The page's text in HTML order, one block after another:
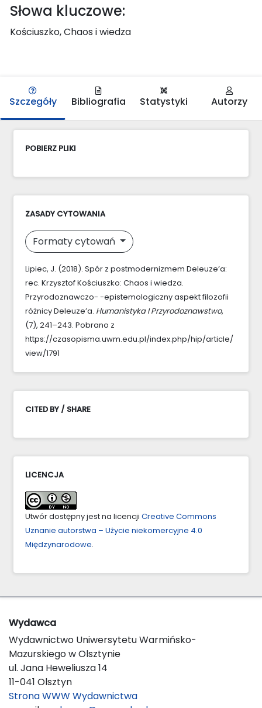
Słowa kluczowe:
Kościuszko, Chaos i wiedza
Szczegóły Bibliografia Statystyki Autorzy
POBIERZ PLIKI
ZASADY CYTOWANIA
Formaty cytowań
Lipiec, J. (2018). Spór z postmodernizmem Deleuze’a:
rec. Krzysztof Kościuszko: Chaos i wiedza.
Przyrodoznawczo- -epistemologiczny aspekt filozofii
różnicy Deleuze’a. Humanistyka I Przyrodoznawstwo,
(7), 241–243. Pobrano z
https://czasopisma.uwm.edu.pl/index.php/hip/article/
view/1791
CITED BY / SHARE
LICENCJA
Utwór dostępny jest na licencji Creative Commons
Uznanie autorstwa – Użycie niekomercyjne 4.0
Międzynarodowe.
Wydawca
Wydawnictwo Uniwersytetu Warmińsko-
Mazurskiego w Olsztynie
ul. Jana Heweliusza 14
11-041 Olsztyn
Strona WWW Wydawnictwa